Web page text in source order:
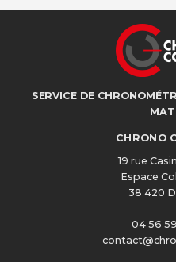
SERVICE DE
CHRONO
19 rue
Espace
38 420
04 56